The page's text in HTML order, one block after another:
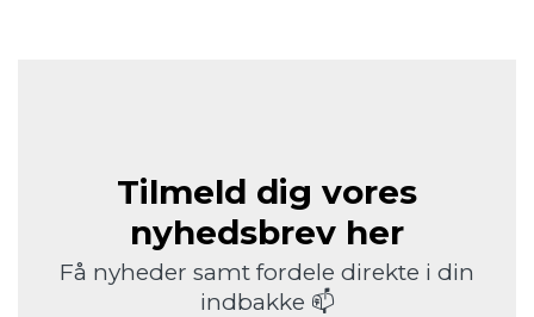
Tilmeld dig vores
nyhedsbrev her
Få nyheder samt fordele direkte i din
indbakke 📫